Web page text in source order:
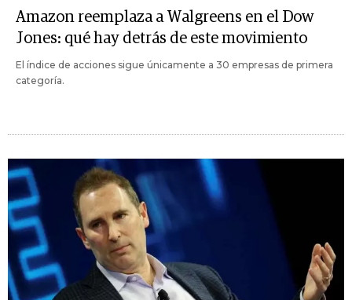
Amazon reemplaza a Walgreens en el Dow
Jones: qué hay detrás de este movimiento
El índice de acciones sigue únicamente a 30 empresas de primera
categoría.